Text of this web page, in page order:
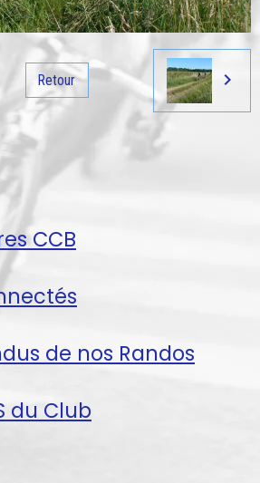
Retour
Email
CCB
de nos Randos
du Club